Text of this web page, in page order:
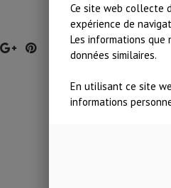
Ce site web collecte
expérience de
Les informations
données similaires.
En utilisant ce site
informations